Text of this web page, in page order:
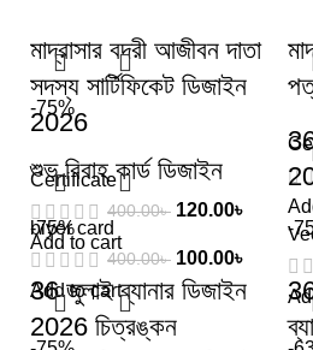
মাদ্রাসার বদরী আজীবন দাতা
সদস্য সার্টিফিকেট ডিজাইন
2026
Certificate
400.00৳ 120.00৳
Add to cart
-75%
শুভ বিবাহ কার্ড ডিজাইন
biyer card
400.00৳ 100.00৳
Add to cart
-75%
36 জুলাই ব্যানার ডিজাইন
2026 চিত্রঙ্কন
-